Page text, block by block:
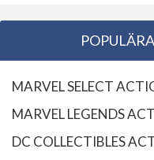
MARVEL SELECT
MARVEL LEGENDS
DC COLLECTIBLES